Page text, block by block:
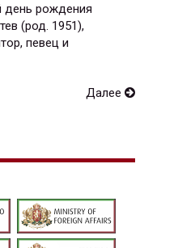
день рождения
(род. 1951),
певец и
Далее